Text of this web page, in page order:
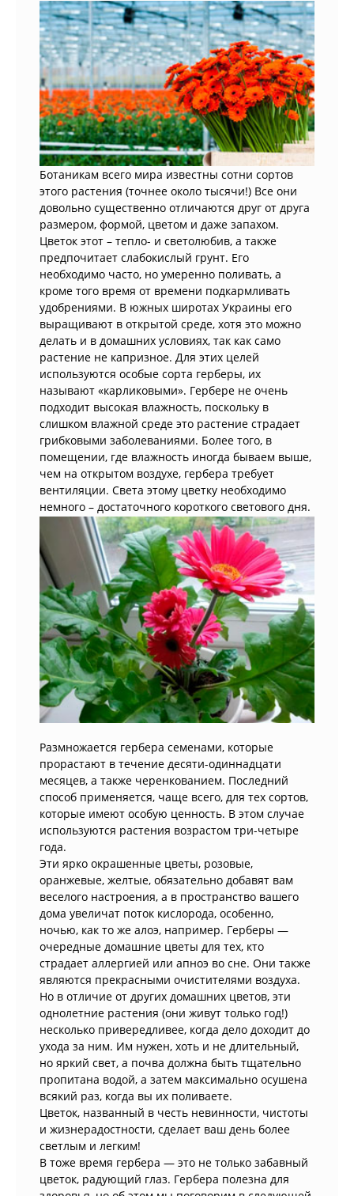
Ботаникам всего мира известны сотни сортов
этого растения (точнее около тысячи!) Все они
довольно существенно отличаются друг от друга
размером, формой, цветом и даже запахом.
Цветок этот – тепло- и светолюбив, а также
предпочитает слабокислый грунт. Его
необходимо часто, но умеренно поливать, а
кроме того время от времени подкармливать
удобрениями. В южных широтах Украины его
выращивают в открытой среде, хотя это можно
делать и в домашних условиях, так как само
растение не капризное. Для этих целей
используются особые сорта герберы, их
называют «карликовыми». Гербере не очень
подходит высокая влажность, поскольку в
слишком влажной среде это растение страдает
грибковыми заболеваниями. Более того, в
помещении, где влажность иногда бываем выше,
чем на открытом воздухе, гербера требует
вентиляции. Света этому цветку необходимо
немного – достаточного короткого светового дня.
Размножается гербера семенами, которые
прорастают в течение десяти-одиннадцати
месяцев, а также черенкованием. Последний
способ применяется, чаще всего, для тех сортов,
которые имеют особую ценность. В этом случае
используются растения возрастом три-четыре
года.
Эти ярко окрашенные цветы, розовые,
оранжевые, желтые, обязательно добавят вам
веселого настроения, а в пространство вашего
дома увеличат поток кислорода, особенно,
ночью, как то же алоэ, например. Герберы —
очередные домашние цветы для тех, кто
страдает аллергией или апноэ во сне. Они также
являются прекрасными очистителями воздуха.
Но в отличие от других домашних цветов, эти
однолетние растения (они живут только год!)
несколько привередливее, когда дело доходит до
ухода за ним. Им нужен, хоть и не длительный,
но яркий свет, а почва должна быть тщательно
пропитана водой, а затем максимально осушена
всякий раз, когда вы их поливаете.
Цветок, названный в честь невинности, чистоты
и жизнерадостности, сделает ваш день более
светлым и легким!
В тоже время гербера — это не только забавный
цветок, радующий глаз. Гербера полезна для